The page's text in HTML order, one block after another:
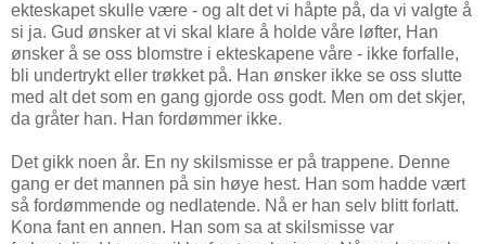
ekteskapet skulle være - og alt det vi håpte på, da vi valgte å
si ja. Gud ønsker at vi skal klare å holde våre løfter, Han
ønsker å se oss blomstre i ekteskapene våre - ikke forfalle,
bli undertrykt eller trøkket på. Han ønsker ikke se oss slutte
med alt det som en gang gjorde oss godt. Men om det skjer,
da gråter han. Han fordømmer ikke.
Det gikk noen år. En ny skilsmisse er på trappene. Denne
gang er det mannen på sin høye hest. Han som hadde vært
så fordømmende og nedlatende. Nå er han selv blitt forlatt.
Kona fant en annen. Han som sa at skilsmisse var